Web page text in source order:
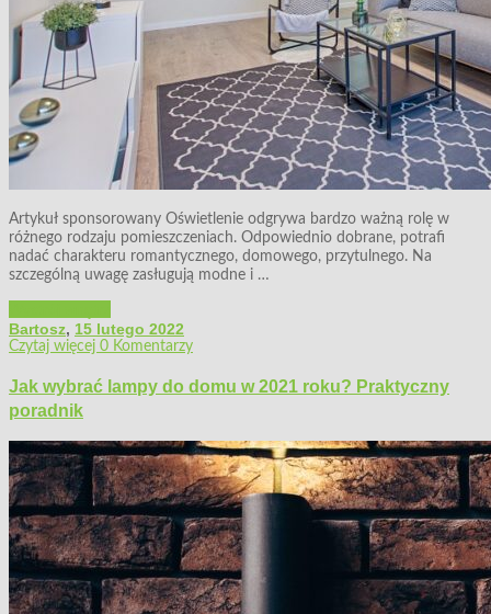
Artykuł sponsorowany Oświetlenie odgrywa bardzo ważną rolę w
różnego rodzaju pomieszczeniach. Odpowiednio dobrane, potrafi
nadać charakteru romantycznego, domowego, przytulnego. Na
szczególną uwagę zasługują modne i …
Bartosz, 15 lutego 2022
Czytaj więcej 0 Komentarzy
Jak wybrać lampy do domu w 2021 roku? Praktyczny
poradnik